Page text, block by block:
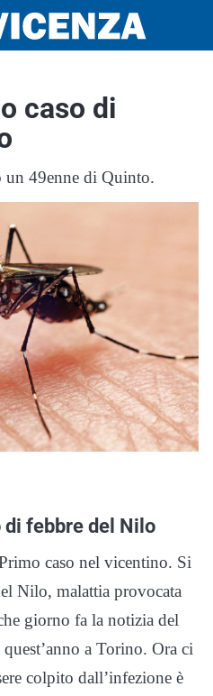
caso di
un 49enne di Quinto.
di febbre del Nilo
caso nel vicentino. Si
Nilo, malattia provocata
giorno fa la notizia del
a Torino. Ora ci
colpito dall’infezione è